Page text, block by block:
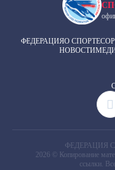
ФЕДЕРАЦИЯО СПОРТЕ
НОВОСТИ
ФЕДЕРАЦИЯ
2026 © Копирование
ссылки.